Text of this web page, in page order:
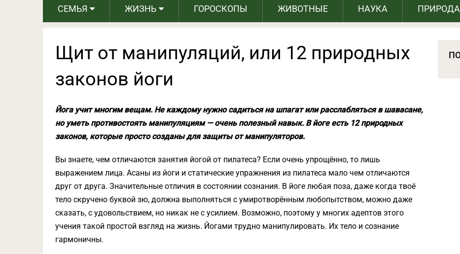
СЕМЬЯ ЖИЗНЬ ГОРОСКОПЫ ЖИВОТНЫЕ НАУКА ПРИРОДА
Щит от манипуляций, или 12 природных
законов йоги
Йога учит многим вещам. Не каждому нужно садиться на шпагат или расслабляться в шавасане,
но уметь противостоять манипуляциям — очень полезный навык. В йоге есть 12 природных
законов, которые просто созданы для защиты от манипуляторов.
Вы знаете, чем отличаются занятия йогой от пилатеса? Если очень упрощённо, то лишь
выражением лица. Асаны из йоги и статические упражнения из пилатеса мало чем отличаются
друг от друга. Значительные отличия в состоянии сознания. В йоге любая поза, даже когда твоё
тело скручено буквой зю, должна выполняться с умиротворённым любопытством, можно даже
сказать, с удовольствием, но никак не с усилием. Возможно, поэтому у многих адептов этого
учения такой простой взгляд на жизнь. Йогами трудно манипулировать. Их тело и сознание
гармоничны.